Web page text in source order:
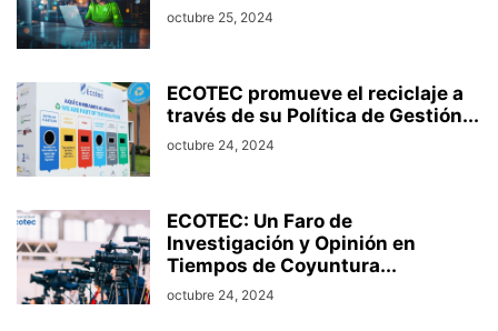
octubre 25, 2024
ECOTEC promueve el reciclaje a
través de su Política de Gestión...
octubre 24, 2024
ECOTEC: Un Faro de
Investigación y Opinión en
Tiempos de Coyuntura...
octubre 24, 2024